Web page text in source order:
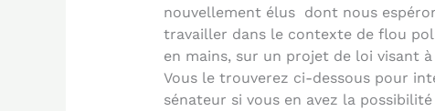
nouvellement élus dont nous
travailler dans le contexte de flou
en mains, sur un projet de loi visant
Vous le trouverez ci-dessous pour
sénateur si vous en avez la